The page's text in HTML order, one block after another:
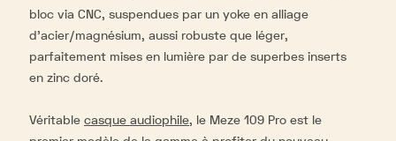
bloc via CNC, suspendues par un yoke en alliage
d’acier/magnésium, aussi robuste que léger,
parfaitement mises en lumière par de superbes inserts
en zinc doré.
Véritable casque audiophile, le Meze 109 Pro est le